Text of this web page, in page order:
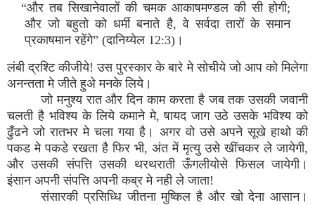
“और तब सिखानेवालों की चमक आकाषमण्डल की सी होगी;
और जो बहुतो को धर्मी बनाते है, वे सर्वदा तारों के समान
प्रकाषमान रहेंगे” (दानिय्येल 12:3)।
लंबी द्रश्टि कीजीये! उस पुरस्कार के बारे मे सोचीये जो आप को मिलेगा
अनन्तता मे जीते हुअे मनके लिये।
जो मनुश्य रात और दिन काम करता है जब तक उसकी जवानी
चलती है भविश्य के लिये कमाने मे, षायद जाग उठे उसके भविश्य को
ढुँढने जो रातभर मे चला गया है। अगर वो उसे अपने सूखे हाथो की
पकड मे पकडे रखता है फिर भी, अंत में मृत्यु उसे खींचकर ले जायेगी,
और उसकी संपत्ति उसकी थरथराती ऊँगलीयोसे फिसल जायेगी।
इंसान अपनी संपत्ति अपनी कब्र मे नही ले जाता!
संसारकी प्रसिध्धि जीतना मुष्किल है और खो देना आसान।